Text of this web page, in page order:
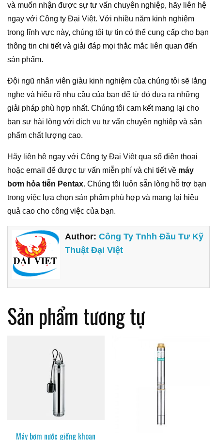
và muốn nhận được sự tư vấn chuyên nghiệp, hãy liên hệ
ngay với Công ty Đại Việt. Với nhiều năm kinh nghiệm
trong lĩnh vực này, chúng tôi tự tin có thể cung cấp cho bạn
thông tin chi tiết và giải đáp mọi thắc mắc liên quan đến
sản phẩm.
Đội ngũ nhân viên giàu kinh nghiệm của chúng tôi sẽ lắng
nghe và hiểu rõ nhu cầu của bạn để từ đó đưa ra những
giải pháp phù hợp nhất. Chúng tôi cam kết mang lại cho
bạn sự hài lòng với dịch vụ tư vấn chuyên nghiệp và sản
phẩm chất lượng cao.
Hãy liên hệ ngay với Công ty Đại Việt qua số điện thoại
hoặc email để được tư vấn miễn phí và chi tiết về máy
bơm hỏa tiễn Pentax. Chúng tôi luôn sẵn lòng hỗ trợ bạn
trong việc lựa chọn sản phẩm phù hợp và mang lại hiệu
quả cao cho công việc của bạn.
Author:Công Ty Tnhh Đầu Tư Kỹ
Thuật Đại Việt
Sản phẩm tương tự
Máy bơm nước giếng khoan